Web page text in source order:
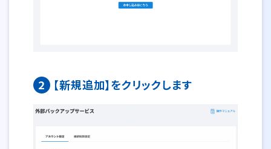
2 【新規追加】をクリックします